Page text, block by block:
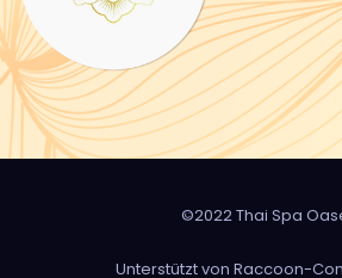
©2022 Thai Spa
Unterstützt von Raccoon-